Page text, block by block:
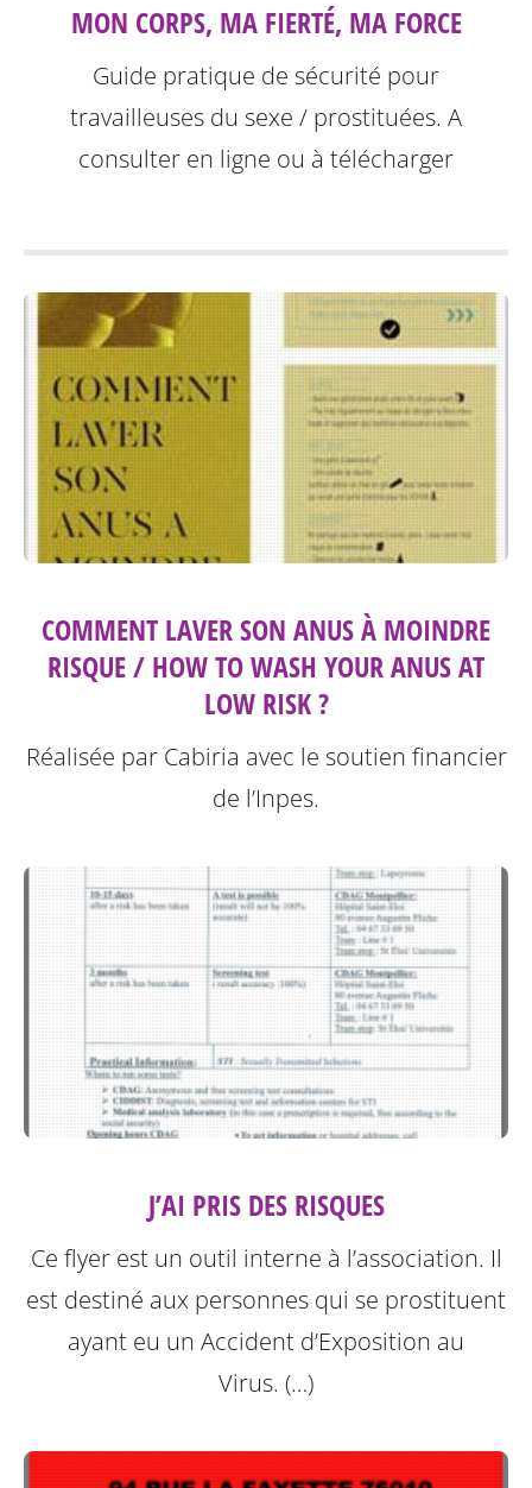
MON CORPS, MA FIERTÉ, MA FORCE
Guide pratique de sécurité pour
travailleuses du sexe / prostituées. A
consulter en ligne ou à télécharger
COMMENT LAVER SON ANUS À MOINDRE
RISQUE / HOW TO WASH YOUR ANUS AT
LOW RISK ?
Réalisée par Cabiria avec le soutien financier
de l’Inpes.
J’AI PRIS DES RISQUES
Ce flyer est un outil interne à l’association. Il
est destiné aux personnes qui se prostituent
ayant eu un Accident d’Exposition au
Virus. (…)